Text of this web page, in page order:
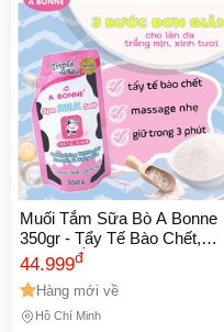
Muối Tắm Sữa Bò A Bonne
350gr - Tẩy Tế Bào Chết,
Dưỡng Ẩm, Làm Trắng Da -
Sản Phẩm Spa Thái Lan
Chính Hãng
44.999đ
Hàng mới về
Hồ Chí Minh